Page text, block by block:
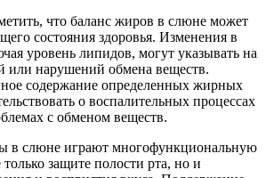
что баланс жиров в слюне может
состояния здоровья. Изменения в
уровень липидов, могут указывать на
или нарушений обмена веществ.
содержание определенных жирных
о воспалительных процессах
с обменом веществ.
в слюне играют многофункциональную
только защите полости рта, но и